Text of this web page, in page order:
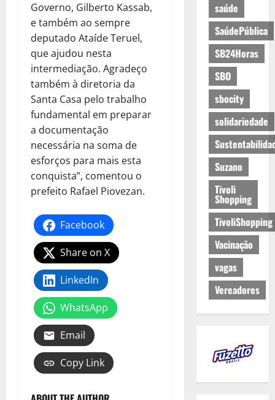
Governo, Gilberto Kassab,
e também ao sempre
deputado Ataíde Teruel,
que ajudou nesta
intermediação. Agradeço
também à diretoria da
Santa Casa pelo trabalho
fundamental em preparar
a documentação
necessária na soma de
esforços para mais esta
conquista”, comentou o
prefeito Rafael Piovezan.
Facebook
Share on X
LinkedIn
WhatsApp
Email
Copy Link
saúde
SaúdePública
SB24Horas
SBO
sbocity
solidariedade
Suzano
Tivoli
Shopping
TivoliShopping
Vacinação
vagas
Vereadores